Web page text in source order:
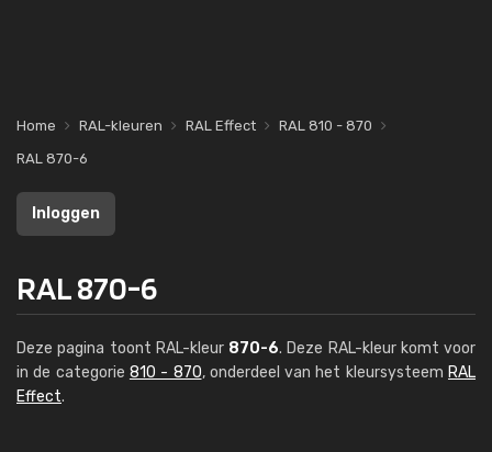
Home RAL-kleuren RAL Effect
RAL 810 - 870
RAL 870-6
Inloggen
RAL 870-6
Deze pagina toont RAL-kleur 870-6. Deze RAL-kleur komt voor
in de categorie 810 - 870, onderdeel van het kleursysteem RAL
Effect.